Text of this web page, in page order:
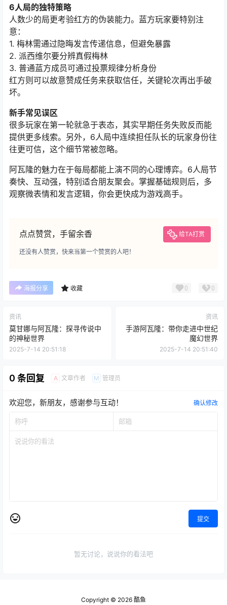
6人局的独特策略
人数少的局更考验红方的伪装能力。蓝方玩家要特别注
意：
1. 梅林需通过隐晦发言传递信息，但避免暴露
2. 派西维尔要分辨真假梅林
3. 普通蓝方成员可通过投票规律分析身份
红方则可以故意赞成任务来获取信任，关键轮次再出手破
坏。
新手常见误区
很多玩家在第一轮就急于表态，其实早期任务失败反而能
提供更多线索。另外，6人局中连续担任队长的玩家身份往
往更可信，这个细节常被忽略。
阿瓦隆的魅力在于每局都能上演不同的心理博弈。6人局节
奏快、互动强，特别适合朋友聚会。掌握基础规则后，多
观察微表情和发言逻辑，你会更快成为游戏高手。
点点赞赏，手留余香 给TA打赏
还没有人赞赏，快来当第一个赞赏的人吧！
海报分享 收藏 0 0
资讯
莫甘娜与阿瓦隆：探寻传说中
的神秘世界
2025-7-14 20:51:18
资讯
手游阿瓦隆：带你走进中世纪
魔幻世界
2025-7-14 20:51:40
0 条回复 A 文章作者 M 管理员
欢迎您，新朋友，感谢参与互动！ 确认修改
提交
暂无讨论，说说你的看法吧
Copyright © 2026 酷鱼